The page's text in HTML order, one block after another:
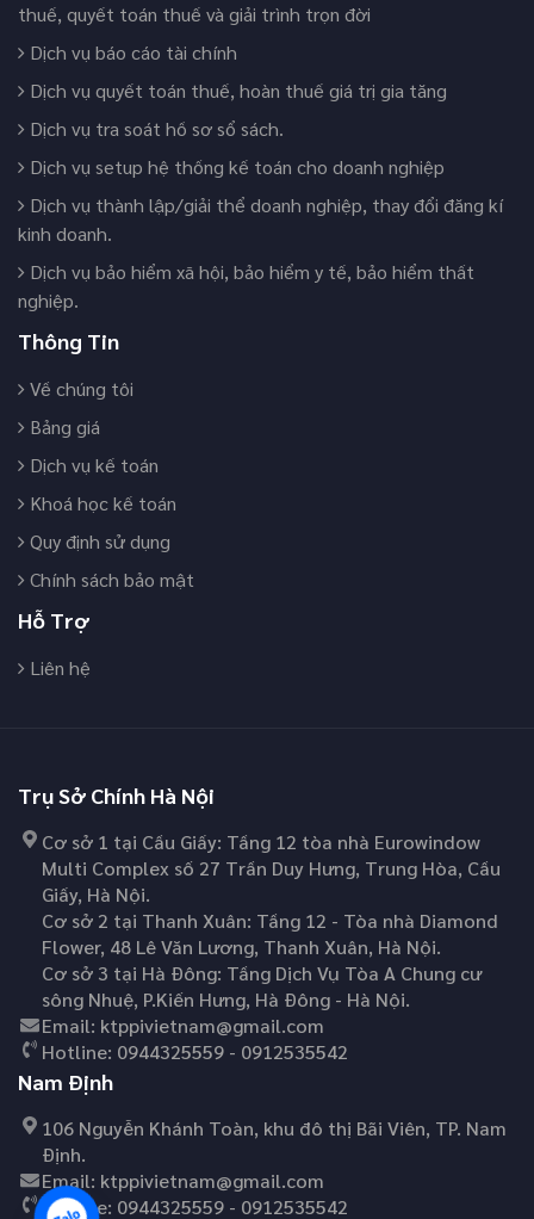
thuế, quyết toán thuế và giải trình trọn đời
Dịch vụ báo cáo tài chính
Dịch vụ quyết toán thuế, hoàn thuế giá trị gia tăng
Dịch vụ tra soát hồ sơ sổ sách.
Dịch vụ setup hệ thống kế toán cho doanh nghiệp
Dịch vụ thành lập/giải thể doanh nghiệp, thay đổi đăng kí
kinh doanh.
Dịch vụ bảo hiểm xã hội, bảo hiểm y tế, bảo hiểm thất
nghiệp.
Thông Tin
Về chúng tôi
Bảng giá
Dịch vụ kế toán
Khoá học kế toán
Quy định sử dụng
Chính sách bảo mật
Hỗ Trợ
Liên hệ
Trụ Sở Chính Hà Nội
Cơ sở 1 tại Cầu Giấy: Tầng 12 tòa nhà Eurowindow
Multi Complex số 27 Trần Duy Hưng, Trung Hòa, Cầu
Giấy, Hà Nội.
Cơ sở 2 tại Thanh Xuân: Tầng 12 - Tòa nhà Diamond
Flower, 48 Lê Văn Lương, Thanh Xuân, Hà Nội.
Cơ sở 3 tại Hà Đông: Tầng Dịch Vụ Tòa A Chung cư
sông Nhuệ, P.Kiến Hưng, Hà Đông - Hà Nội.
Email: ktppivietnam@gmail.com
Hotline: 0944325559 - 0912535542
Nam Định
106 Nguyễn Khánh Toàn, khu đô thị Bãi Viên, TP. Nam
Định.
Email: ktppivietnam@gmail.com
Hotline: 0944325559 - 0912535542